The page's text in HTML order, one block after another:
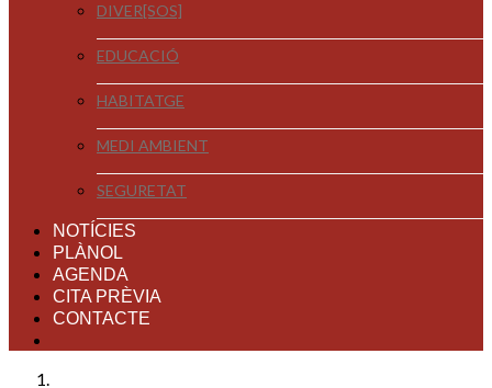
DIVER[SOS]
EDUCACIÓ
HABITATGE
MEDI AMBIENT
SEGURETAT
NOTÍCIES
PLÀNOL
AGENDA
CITA PRÈVIA
CONTACTE